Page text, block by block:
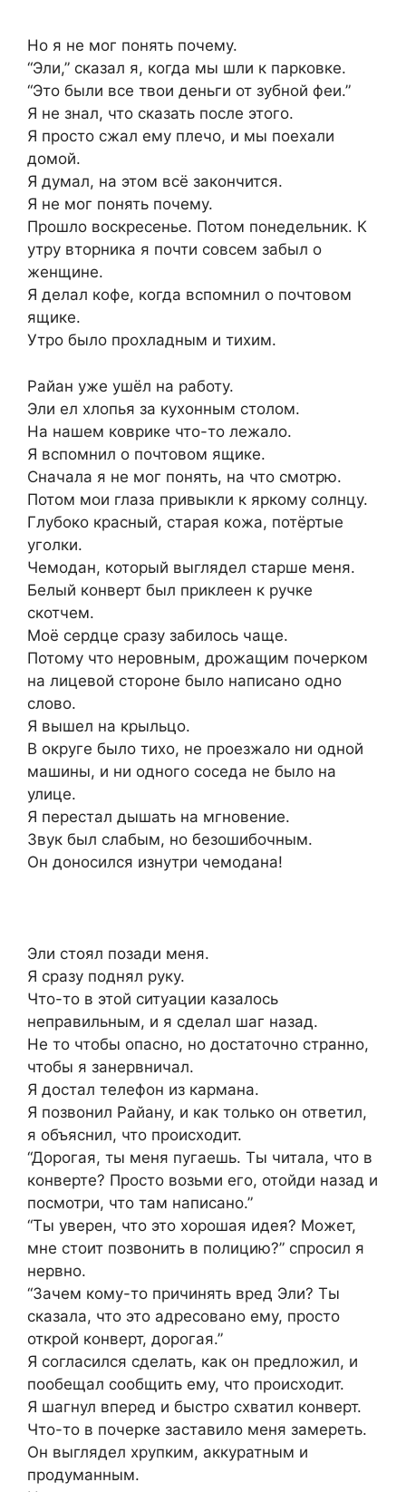
Но я не мог понять почему.
“Эли,” сказал я, когда мы шли к парковке.
“Это были все твои деньги от зубной феи.”
Я не знал, что сказать после этого.
Я просто сжал ему плечо, и мы поехали
домой.
Я думал, на этом всё закончится.
Я не мог понять почему.
Прошло воскресенье. Потом понедельник. К
утру вторника я почти совсем забыл о
женщине.
Я делал кофе, когда вспомнил о почтовом
ящике.
Утро было прохладным и тихим.
Райан уже ушёл на работу.
Эли ел хлопья за кухонным столом.
На нашем коврике что-то лежало.
Я вспомнил о почтовом ящике.
Сначала я не мог понять, на что смотрю.
Потом мои глаза привыкли к яркому солнцу.
Глубоко красный, старая кожа, потёртые
уголки.
Чемодан, который выглядел старше меня.
Белый конверт был приклеен к ручке
скотчем.
Моё сердце сразу забилось чаще.
Потому что неровным, дрожащим почерком
на лицевой стороне было написано одно
слово.
Я вышел на крыльцо.
В округе было тихо, не проезжало ни одной
машины, и ни одного соседа не было на
улице.
Я перестал дышать на мгновение.
Звук был слабым, но безошибочным.
Он доносился изнутри чемодана!
Эли стоял позади меня.
Я сразу поднял руку.
Что-то в этой ситуации казалось
неправильным, и я сделал шаг назад.
Не то чтобы опасно, но достаточно странно,
чтобы я занервничал.
Я достал телефон из кармана.
Я позвонил Райану, и как только он ответил,
я объяснил, что происходит.
“Дорогая, ты меня пугаешь. Ты читала, что в
конверте? Просто возьми его, отойди назад и
посмотри, что там написано.”
“Ты уверен, что это хорошая идея? Может,
мне стоит позвонить в полицию?” спросил я
нервно.
“Зачем кому-то причинять вред Эли? Ты
сказала, что это адресовано ему, просто
открой конверт, дорогая.”
Я согласился сделать, как он предложил, и
пообещал сообщить ему, что происходит.
Я шагнул вперед и быстро схватил конверт.
Что-то в почерке заставило меня замереть.
Он выглядел хрупким, аккуратным и
продуманным.